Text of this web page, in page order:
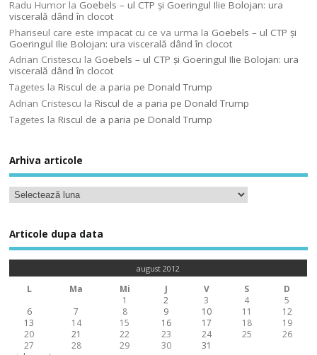
Radu Humor la Goebels – ul CTP şi Goeringul Ilie Bolojan: ura
viscerală dând în clocot
Phariseul care este impacat cu ce va urma la Goebels – ul CTP şi
Goeringul Ilie Bolojan: ura viscerală dând în clocot
Adrian Cristescu la Goebels – ul CTP şi Goeringul Ilie Bolojan: ura
viscerală dând în clocot
Tagetes laRiscul de a paria pe Donald Trump
Adrian Cristescu laRiscul de a paria pe Donald Trump
Tagetes laRiscul de a paria pe Donald Trump
Arhiva articole
Articole dupa data
august 2012
L Ma Mi J V S
D
1
2 3 4
5
6
7 8 9 10 11
12
13
14 15 16 17 18
19
20
21 22 23 24 25
26
27
28 29 30
31